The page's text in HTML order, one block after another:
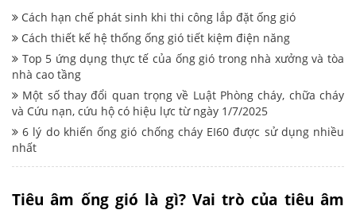
Cách hạn chế phát sinh khi thi công lắp đặt ống gió
Cách thiết kế hệ thống ống gió tiết kiệm điện năng
Top 5 ứng dụng thực tế của ống gió trong nhà xưởng và tòa
nhà cao tầng
Một số thay đổi quan trọng về Luật Phòng cháy, chữa cháy
và Cứu nạn, cứu hộ có hiệu lực từ ngày 1/7/2025
6 lý do khiến ống gió chống cháy EI60 được sử dụng nhiều
nhất
Tiêu âm ống gió là gì? Vai trò của tiêu âm